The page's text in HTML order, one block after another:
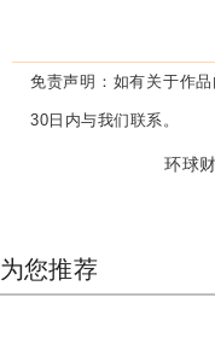
免责声明： 如有关于作
30日内与我们联系。
环球
为您推荐